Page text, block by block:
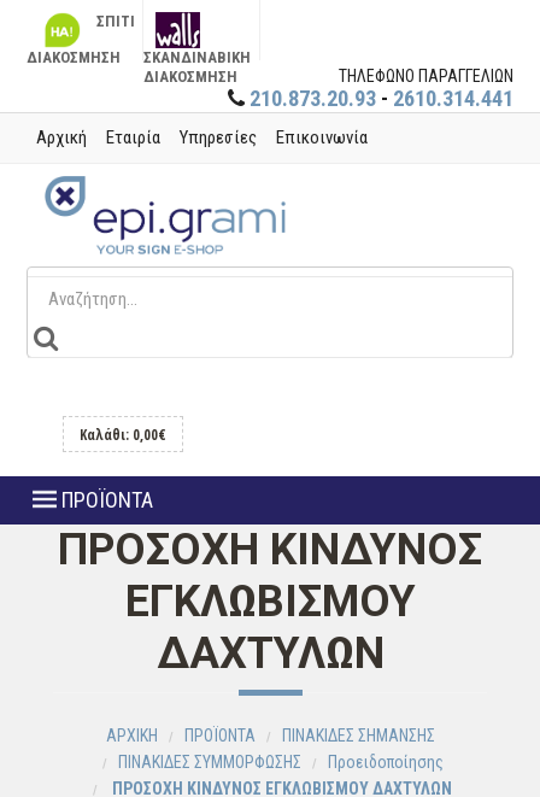
ΣΠΙΤΙ
ΔΙΑΚΟΣΜΗΣΗ
ΣΚΑΝΔΙΝΑΒΙΚΗ
ΔΙΑΚΟΣΜΗΣΗ
ΤΗΛΕΦΩΝΟ ΠΑΡΑΓΓΕΛΙΩΝ
210.873.20.93 - 2610.314.441
Αρχική Εταιρία Υπηρεσίες Επικοινωνία
Καλάθι: 0,00€
ΠΡΟΪΟΝΤΑ
ΠΡΟΣΟΧΗ ΚΙΝΔΥΝΟΣ
ΕΓΚΛΩΒΙΣΜΟΥ
ΔΑΧΤΥΛΩΝ
ΑΡΧΙΚΗ ΠΡΟΪΟΝΤΑ
ΠΙΝΑΚΙΔΕΣ ΣΗΜΑΝΣΗΣ
ΠΙΝΑΚΙΔΕΣ ΣΥΜΜΟΡΦΩΣΗΣ
Προειδοποίησης
ΠΡΟΣΟΧΗ ΚΙΝΔΥΝΟΣ ΕΓΚΛΩΒΙΣΜΟΥ ΔΑΧΤΥΛΩΝ